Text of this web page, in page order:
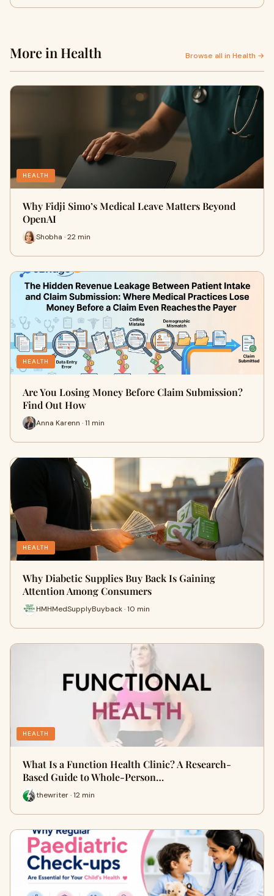
More in Health Browse all in Health →
HEALTH
Why Fidji Simo’s Medical Leave Matters Beyond
OpenAI
Shobha · 22 min
HEALTH
Are You Losing Money Before Claim Submission?
Find Out How
Anna Karenn · 11 min
HEALTH
Why Diabetic Supplies Buy Back Is Gaining
Attention Among Consumers
HMHMedSupplyBuyback · 10 min
HEALTH
What Is a Function Health Clinic? A Research-
Based Guide to Whole-Person…
thewriter · 12 min